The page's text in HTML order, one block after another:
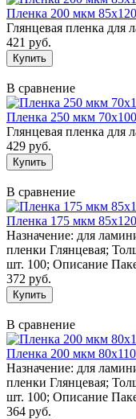
Пленка 200 мкм
Глянцевая пленка для
421 руб.
В сравнение
Пленка 250 мкм
Глянцевая пленка для
429 руб.
В сравнение
Пленка 175 мкм
Назначение: для
пленки Глянцевая;
шт. 100; Описание
372 руб.
В сравнение
Пленка 200 мкм
Назначение: для
пленки Глянцевая;
шт. 100; Описание
364 руб.